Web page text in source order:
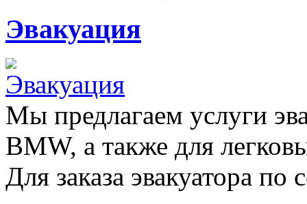
Эвакуация
Мы предлагаем услуги
BMW, а также для
Для заказа эвакуатора по